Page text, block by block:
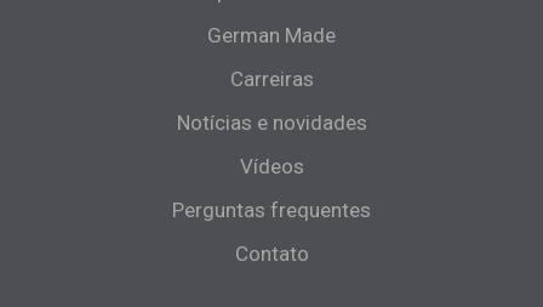
German Made
Carreiras
Notícias e novidades
Vídeos
Perguntas frequentes
Contato